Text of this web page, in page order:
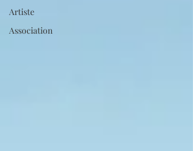
Artiste
Association